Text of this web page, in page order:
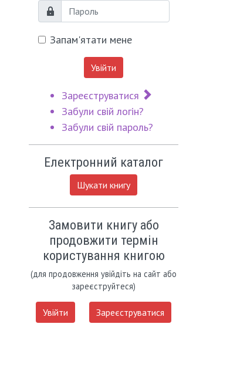
Пароль
Запам'ятати мене
Увійти
Зареєструватися
Забули свій логін?
Забули свій пароль?
Електронний каталог
Шукати книгу
Замовити книгу або
продовжити термін
користування книгою
(для продовження увійдіть на сайт або
зареєструйтеся)
Увійти Зареєструватися